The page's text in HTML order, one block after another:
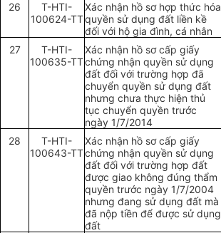
26
T-HTI-
100624-TT
Xác nhận hồ sơ hợp thức hóa
quyền sử dụng đất liền kề
đối với hộ gia đình, cá nhân
27
T-HTI-
100635-TT
Xác nhận hồ sơ cấp giấy
chứng nhận quyền sử dụng
đất đối với trường hợp đã
chuyển quyền sử dụng đất
nhưng chưa thực hiện thủ
tục chuyển quyền trước
ngày 1/7/2014
28
T-HTI-
100643-TT
Xác nhận hồ sơ cấp giấy
chứng nhận quyền sử dụng
đất đối với trường hợp đất
được giao không đúng thẩm
quyền trước ngày 1/7/2004
nhưng đang sử dụng đất mà
đã nộp tiền để được sử dụng
đất